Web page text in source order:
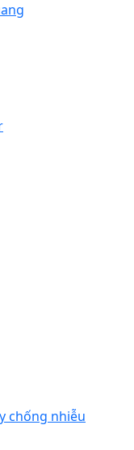
chống nhiễu